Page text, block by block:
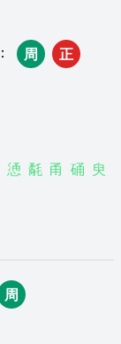
： 周
正
慂 氄 甬 硧 臾
周